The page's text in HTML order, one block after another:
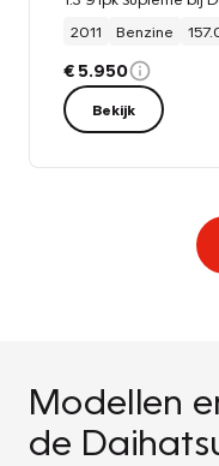
2011
Benzine
€ 5.950
Bekijk
Modellen
de